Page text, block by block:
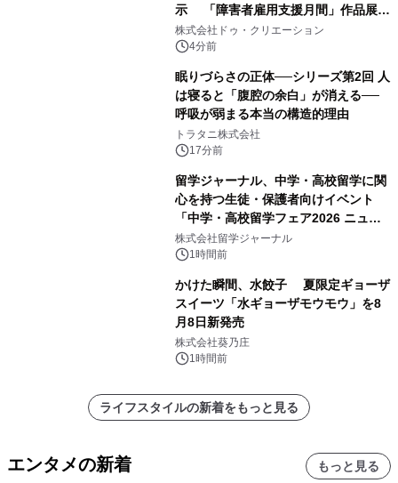
示 「障害者雇用支援月間」作品展示
会を 東京・愛知で開催
株式会社ドゥ・クリエーション
4分前
眠りづらさの正体──シリーズ第2回 人
は寝ると「腹腔の余白」が消える──
呼吸が弱まる本当の構造的理由
トラタニ株式会社
17分前
留学ジャーナル、中学・高校留学に関
心を持つ生徒・保護者向けイベント
「中学・高校留学フェア2026 ニュー
ジーランド＆オーストラリア」を
9/12(土)に開催
株式会社留学ジャーナル
1時間前
かけた瞬間、水餃子 夏限定ギョーザ
スイーツ「水ギョーザモウモウ」を8
月8日新発売
株式会社葵乃庄
1時間前
ライフスタイルの新着をもっと見る
エンタメの新着 もっと見る